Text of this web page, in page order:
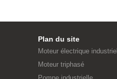
Plan du site
Moteur électrique industriel
Moteur triphasé